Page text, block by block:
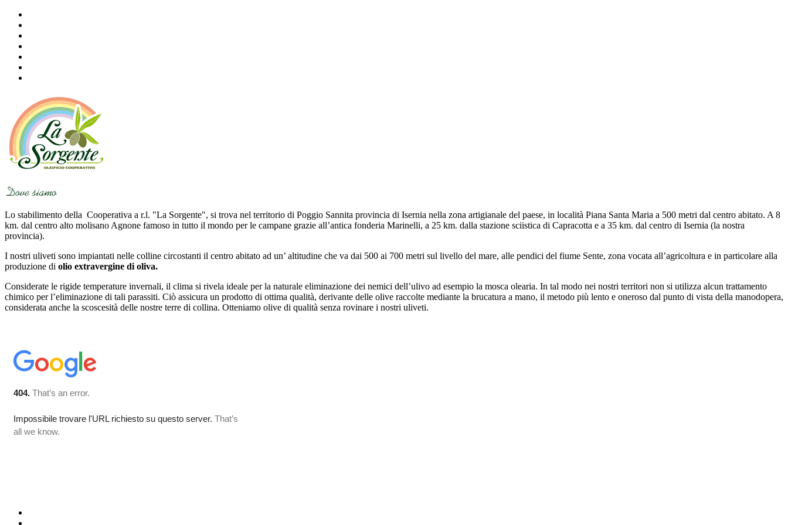
Lo stabilimento della Cooperativa a r.l. "La Sorgente", si trova nel territorio di Poggio Sannita provincia di Isernia nella zona artigianale del paese, in località Piana Santa Maria a 500 metri dal centro abitato. A 8
km. dal centro alto molisano Agnone famoso in tutto il mondo per le campane grazie all’antica fonderia Marinelli, a 25 km. dalla stazione sciistica di Capracotta e a 35 km. dal centro di Isernia (la nostra
provincia).
I nostri uliveti sono impiantati nelle colline circostanti il centro abitato ad un’ altitudine che va dai 500 ai 700 metri sul livello del mare, alle pendici del fiume Sente, zona vocata all’agricoltura e in particolare alla
produzione di olio extravergine di oliva.
Considerate le rigide temperature invernali, il clima si rivela ideale per la naturale eliminazione dei nemici dell’ulivo ad esempio la mosca olearia. In tal modo nei nostri territori non si utilizza alcun trattamento
chimico per l’eliminazione di tali parassiti. Ciò assicura un prodotto di ottima qualità, derivante delle olive raccolte mediante la brucatura a mano, il metodo più lento e oneroso dal punto di vista della manodopera,
considerata anche la scoscesità delle nostre terre di collina. Otteniamo olive di qualità senza rovinare i nostri uliveti.